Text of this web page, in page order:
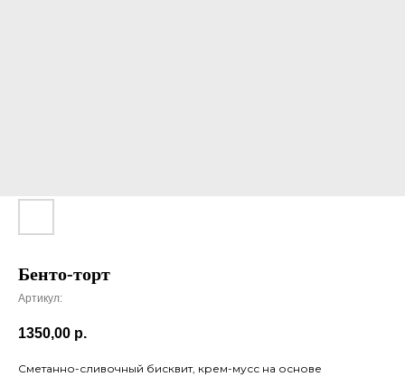
Бенто-торт
Артикул:
1350,00 р.
Сметанно-сливочный бисквит, крем-мусс на основе